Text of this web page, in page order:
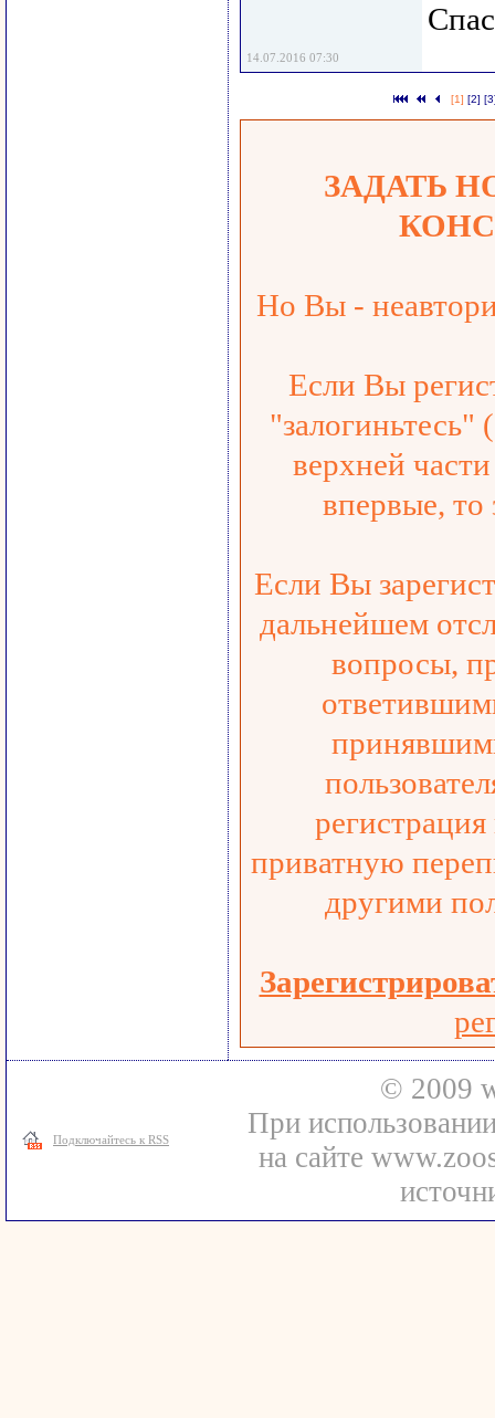
14.07.2016 07:30
[1] [2]
ЗАДАТЬ
Но Вы -
Если Вы
"залогиньтесь"
верхней
впервые, то
Если Вы
дальнейшем
вопросы,
приватную
другими
Подключайтесь к RSS
© 2009
При
на сайте